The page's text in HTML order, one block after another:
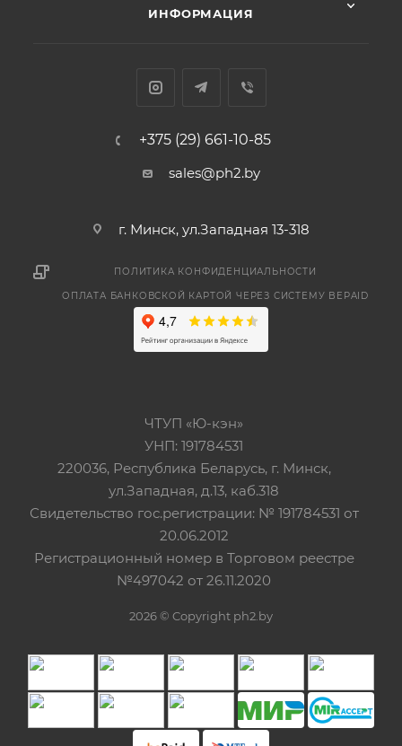
ИНФОРМАЦИЯ
+375 (29) 661-10-85
sales@ph2.by
г. Минск, ул.Западная 13-318
ПОЛИТИКА КОНФИДЕНЦИАЛЬНОСТИ
ОПЛАТА БАНКОВСКОЙ КАРТОЙ ЧЕРЕЗ СИСТЕМУ BEPAID
ЧТУП «Ю-кэн»
УНП: 191784531
220036, Республика Беларусь, г. Минск,
ул.Западная, д.13, каб.318
Свидетельство гос.регистрации: № 191784531 от
20.06.2012
Регистрационный номер в Торговом реестре
№497042 от 26.11.2020
2026 © Copyright ph2.by